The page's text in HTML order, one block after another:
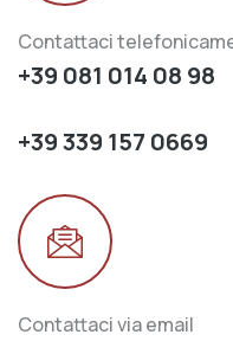
Contattaci
+39 081 014 08 98
+39 339 157 0669
Contattaci via email